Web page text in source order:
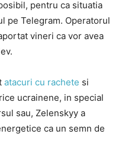
pentru ca situatia
pe Telegram. Operatorul
vineri ca vor avea
atacuri cu rachete si
ucrainene, in special
sau, Zelenskyy a
ca un semn de